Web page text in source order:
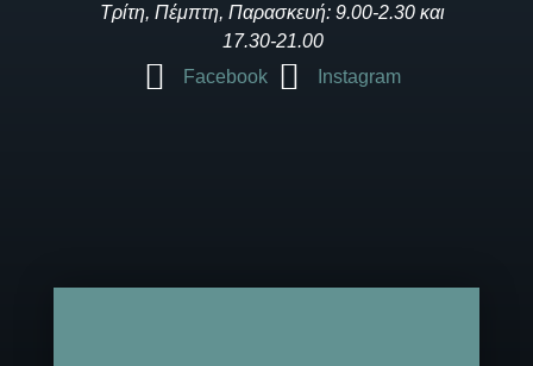
Τρίτη, Πέμπτη, Παρασκευή: 9.00-2.30 και
17.30-21.00
Facebook
Instagram